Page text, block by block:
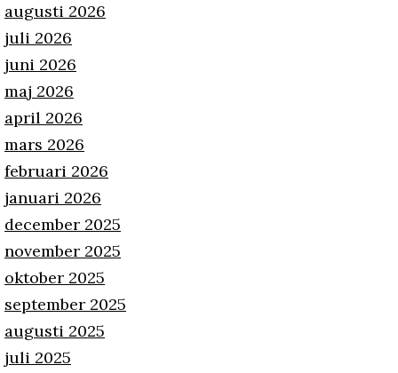
augusti 2026
juli 2026
juni 2026
maj 2026
april 2026
mars 2026
februari 2026
januari 2026
december 2025
november 2025
oktober 2025
september 2025
augusti 2025
juli 2025